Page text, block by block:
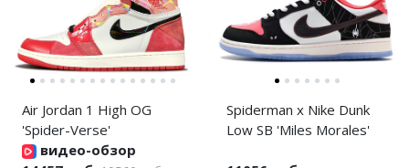
Air Jordan 1 High OG
'Spider-Verse'
видео-обзор
Spiderman x Nike Dunk
Low SB 'Miles Morales'